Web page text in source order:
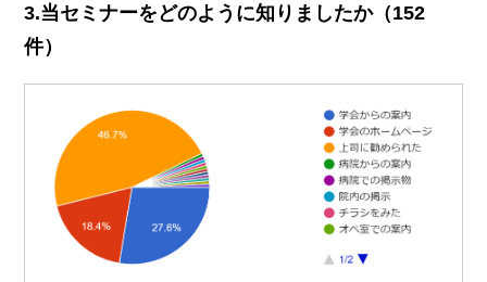
3.当セミナーをどのように知りましたか（152
件）